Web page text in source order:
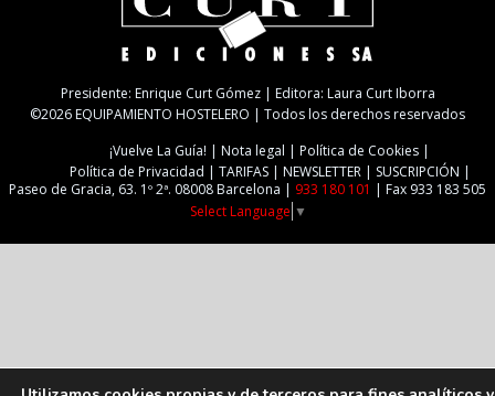
Presidente: Enrique Curt Gómez | Editora: Laura Curt Iborra
©2026 EQUIPAMIENTO HOSTELERO | Todos los derechos reservados
¡Vuelve La Guía!
Nota legal
Política de Cookies
Política de Privacidad
TARIFAS NEWSLETTER
SUSCRIPCIÓN
Paseo de Gracia, 63. 1º 2ª. 08008 Barcelona | 933 180 101 | Fax 933 183 505
Select Language ▼